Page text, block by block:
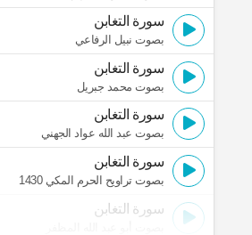
سورة التغابن
بصوت نبيل الرفاعي
سورة التغابن
بصوت محمد جبريل
سورة التغابن
بصوت عبد الله عواد الجهني
سورة التغابن
بصوت تراويح الحرم المكي 1430
سورة التغابن